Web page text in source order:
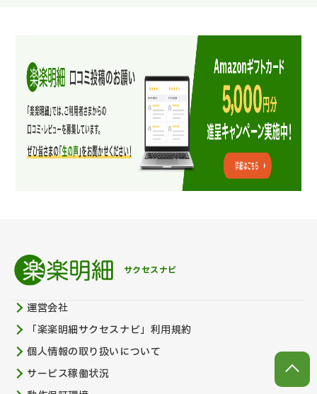
サクセスナビ
運営会社
「楽楽明細サクセスナビ」利用規約
個人情報の取り扱いについて
サービス稼働状況